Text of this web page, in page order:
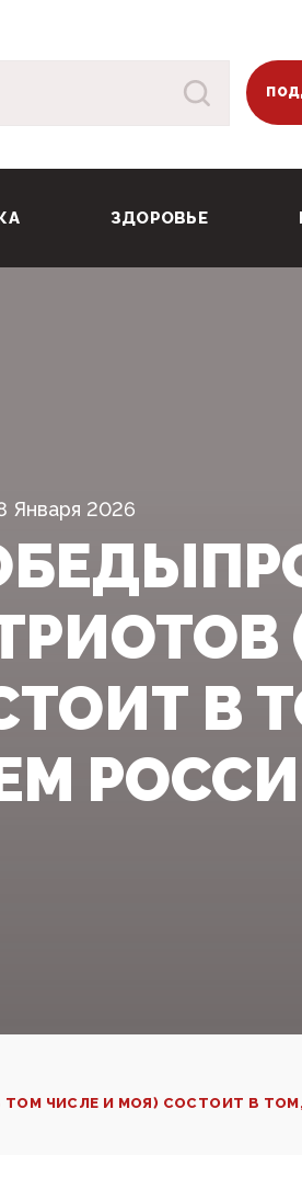
ЗДОРОВЬЕ
Января 2026
В
ЧИСЛЕ И МОЯ) СОСТОИТ В